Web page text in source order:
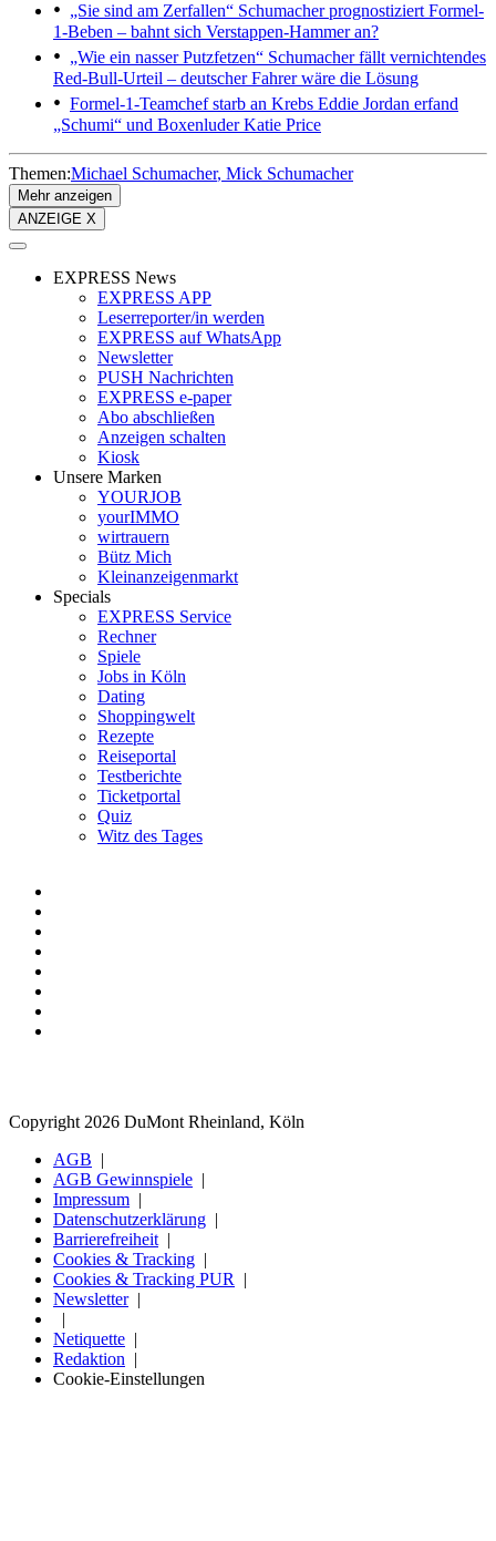
„Sie sind am Zerfallen“ Schumacher prognostiziert Formel-
1-Beben – bahnt sich Verstappen-Hammer an?
„Wie ein nasser Putzfetzen“ Schumacher fällt vernichtendes
Red-Bull-Urteil – deutscher Fahrer wäre die Lösung
Formel-1-Teamchef starb an Krebs Eddie Jordan erfand
„Schumi“ und Boxenluder Katie Price
Themen:Michael Schumacher Mick Schumacher
Mehr anzeigen
ANZEIGE X
EXPRESS News
EXPRESS APP
Leserreporter/in werden
EXPRESS auf WhatsApp
Newsletter
PUSH Nachrichten
EXPRESS e-paper
Abo abschließen
Anzeigen schalten
Kiosk
Unsere Marken
YOURJOB
yourIMMO
wirtrauern
Bütz Mich
Kleinanzeigenmarkt
Specials
EXPRESS Service
Rechner
Spiele
Jobs in Köln
Dating
Shoppingwelt
Rezepte
Reiseportal
Testberichte
Ticketportal
Quiz
Witz des Tages
Copyright 2026 DuMont Rheinland, Köln
AGB
AGB Gewinnspiele
Impressum
Datenschutzerklärung
Barrierefreiheit
Cookies & Tracking
Cookies & Tracking PUR
Newsletter
Netiquette
Redaktion
Cookie-Einstellungen